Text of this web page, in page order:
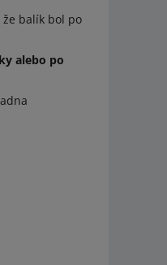
balík bol po
alebo po